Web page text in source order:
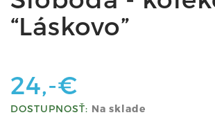
“Láskovo”
24,-€
DOSTUPNOSŤ: Na sklade